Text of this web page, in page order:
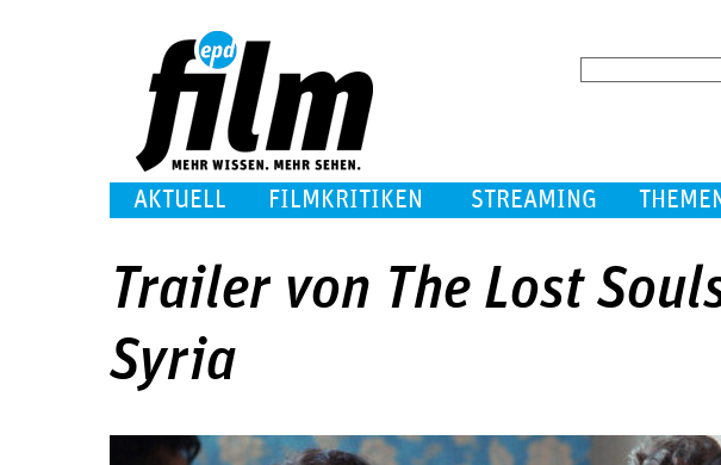
AKTUELL FILMKRITIKEN STREAMING
Trailer von The Lost
Syria